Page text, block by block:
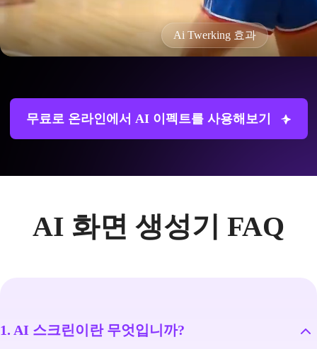
Ai Twerking 효과
무료로 온라인에서 AI 이펙트를 사용해보기
AI 화면 생성기 FAQ
1. AI 스크린이란 무엇입니까?